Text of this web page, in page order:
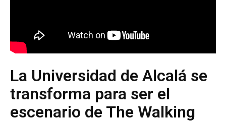
La Universidad de Alcalá se
transforma para ser el
escenario de The Walking